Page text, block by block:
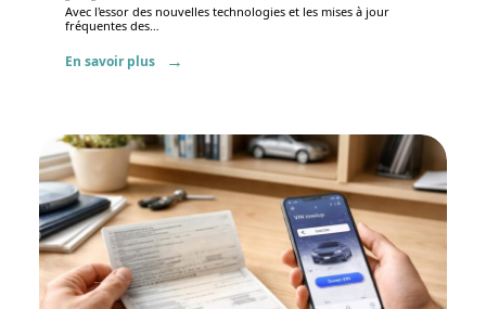
Avec l'essor des nouvelles technologies et les mises à jour
fréquentes des…
En savoir plus